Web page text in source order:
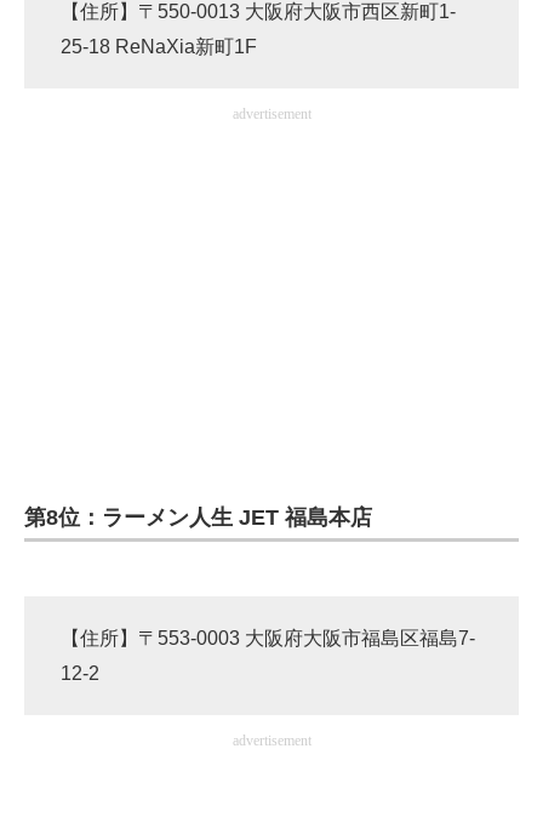
エレクトロニクス専門サイト
エネルギーの専門メディア
【住所】〒550-0013 大阪府大阪市西区新町1-
25-18 ReNaXia新町1F
advertisement
第8位：ラーメン人生 JET 福島本店
【住所】〒553-0003 大阪府大阪市福島区福島7-
12-2
advertisement